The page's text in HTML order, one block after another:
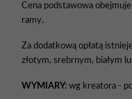
Cena podstawowa
ramy.
Za dodatkową opłatą
złotym, srebrnym, białym
WYMIARY: wg kreatora -